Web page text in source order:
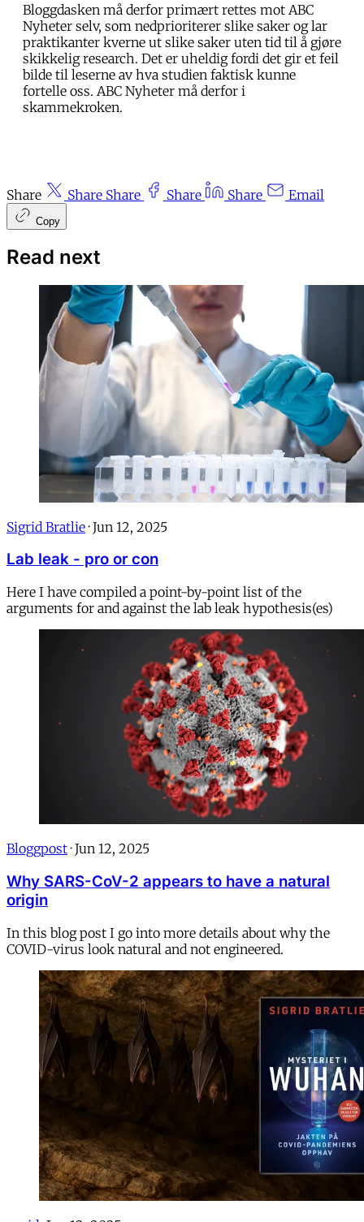
Bloggdasken må derfor primært rettes mot ABC
Nyheter selv, som nedprioriterer slike saker og lar
praktikanter kverne ut slike saker uten tid til å gjøre
skikkelig research. Det er uheldig fordi det gir et feil
bilde til leserne av hva studien faktisk kunne
fortelle oss. ABC Nyheter må derfor i
skammekroken.
Share Share Share Share Share Email
Copy
Read next
Sigrid Bratlie · Jun 12, 2025
Lab leak - pro or con
Here I have compiled a point-by-point list of the
arguments for and against the lab leak hypothesis(es)
Bloggpost · Jun 12, 2025
Why SARS-CoV-2 appears to have a natural
origin
In this blog post I go into more details about why the
COVID-virus look natural and not engineered.